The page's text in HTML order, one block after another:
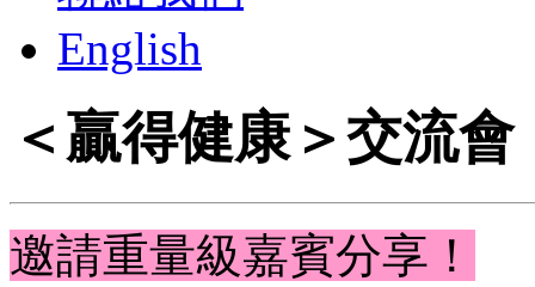
English
＜贏得健康＞交流會
邀請重量級嘉賓分享！